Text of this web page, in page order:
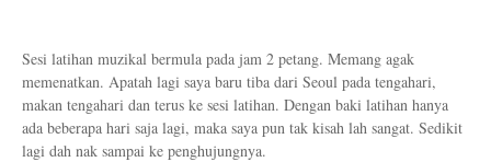
Sesi latihan muzikal bermula pada jam 2 petang. Memang agak
memenatkan. Apatah lagi saya baru tiba dari Seoul pada tengahari,
makan tengahari dan terus ke sesi latihan. Dengan baki latihan hanya
ada beberapa hari saja lagi, maka saya pun tak kisah lah sangat. Sedikit
lagi dah nak sampai ke penghujungnya.